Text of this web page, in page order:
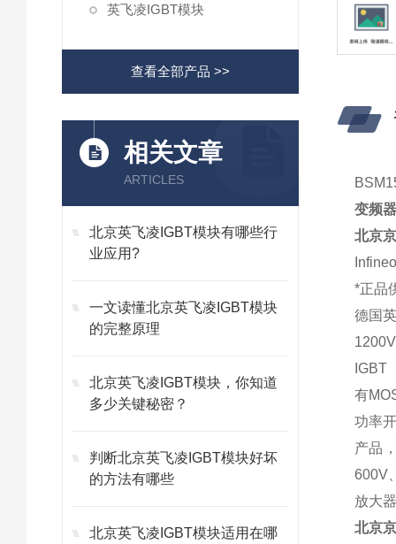
英飞凌IGBT模块
查看全部产品 >>
相关文章
ARTICLES
北京英飞凌IGBT模块有哪些行
业应用?
一文读懂北京英飞凌IGBT模块
的完整原理
北京英飞凌IGBT模块，你知道
多少关键秘密？
判断北京英飞凌IGBT模块好坏
的方法有哪些
北京英飞凌IGBT模块适用在哪
变频
北京
*正品
德国
IGBT
有
功率
产品
600V
放大
北京